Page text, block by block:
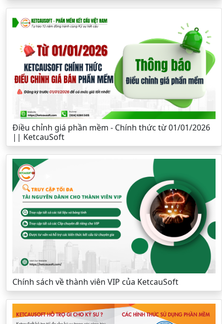
Điều chỉnh giá phần mềm - Chính thức từ 01/01/2026
|| KetcauSoft
Chính sách về thành viên VIP của KetcauSoft